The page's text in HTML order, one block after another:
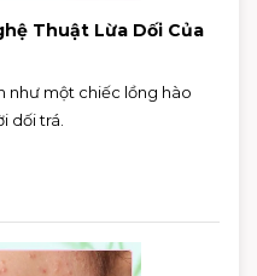
Thuật Lừa Dối Của
như một chiếc lồng hào
dối trá.